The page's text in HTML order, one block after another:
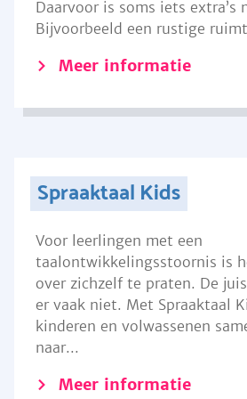
Daarvoor is soms iets extra’s
Bijvoorbeeld een rustige
Meer informatie
Spraaktaal Kids
Voor leerlingen met een
taalontwikkelingsstoornis is
over zichzelf te praten. De
er vaak niet. Met Spraaktaal
kinderen en volwassenen
naar...
Meer informatie